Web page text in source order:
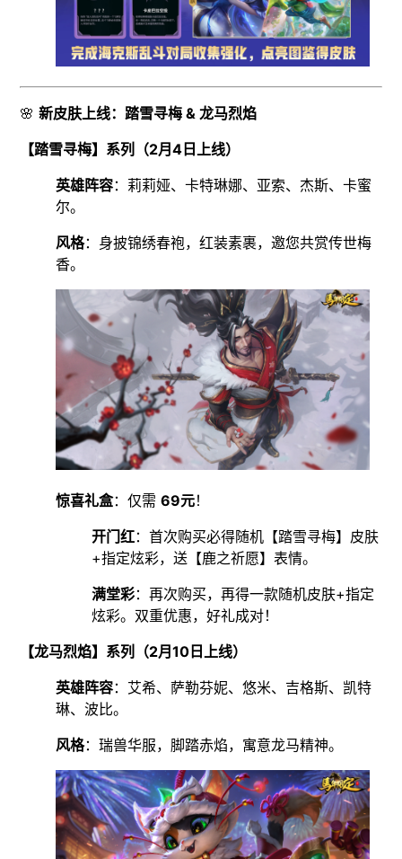
🌸新皮肤上线：踏雪寻梅 & 龙马烈焰
【踏雪寻梅】系列（2月4日上线）
英雄阵容：莉莉娅、卡特琳娜、亚索、杰斯、卡蜜
尔。
风格：身披锦绣春袍，红装素裹，邀您共赏传世梅
香。
惊喜礼盒：仅需69元！
开门红：首次购买必得随机【踏雪寻梅】皮肤
+指定炫彩，送【鹿之祈愿】表情。
满堂彩：再次购买，再得一款随机皮肤+指定
炫彩。双重优惠，好礼成对！
【龙马烈焰】系列（2月10日上线）
英雄阵容：艾希、萨勒芬妮、悠米、吉格斯、凯特
琳、波比。
风格：瑞兽华服，脚踏赤焰，寓意龙马精神。